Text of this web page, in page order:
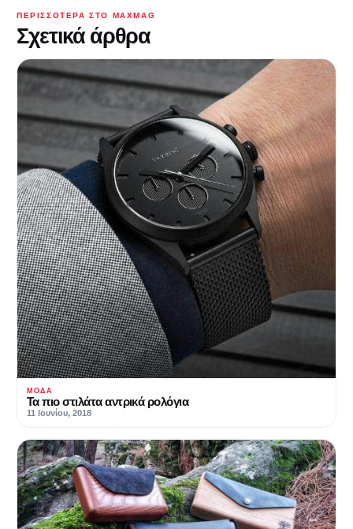
ΠΕΡΙΣΣΌΤΕΡΑ ΣΤΟ MAXMAG
Σχετικά άρθρα
ΜΌΔΑ
Τα πιο στιλάτα αντρικά ρολόγια
11 Ιουνίου, 2018